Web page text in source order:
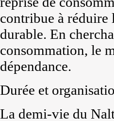
contribue à réduire
durable. En
consommation, le
dépendance.
Durée et
La demi-vie du